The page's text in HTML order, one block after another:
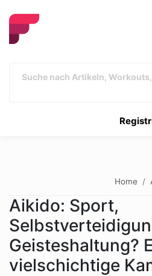
Home
Aikido: Sport,
Geisteshaltung?
vielschichtige